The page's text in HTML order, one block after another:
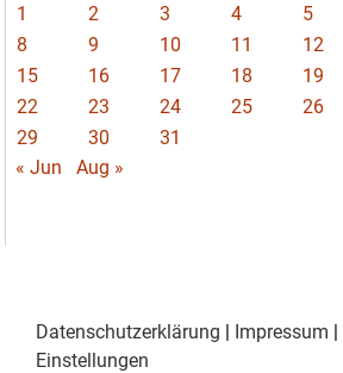
1 2 3 4 5
8
9 10 11 12
15
16 17 18 19
22
23 24 25 26
29
30
31
« Jun
Aug »
Datenschutzerklärung | Impressum |
Einstellungen